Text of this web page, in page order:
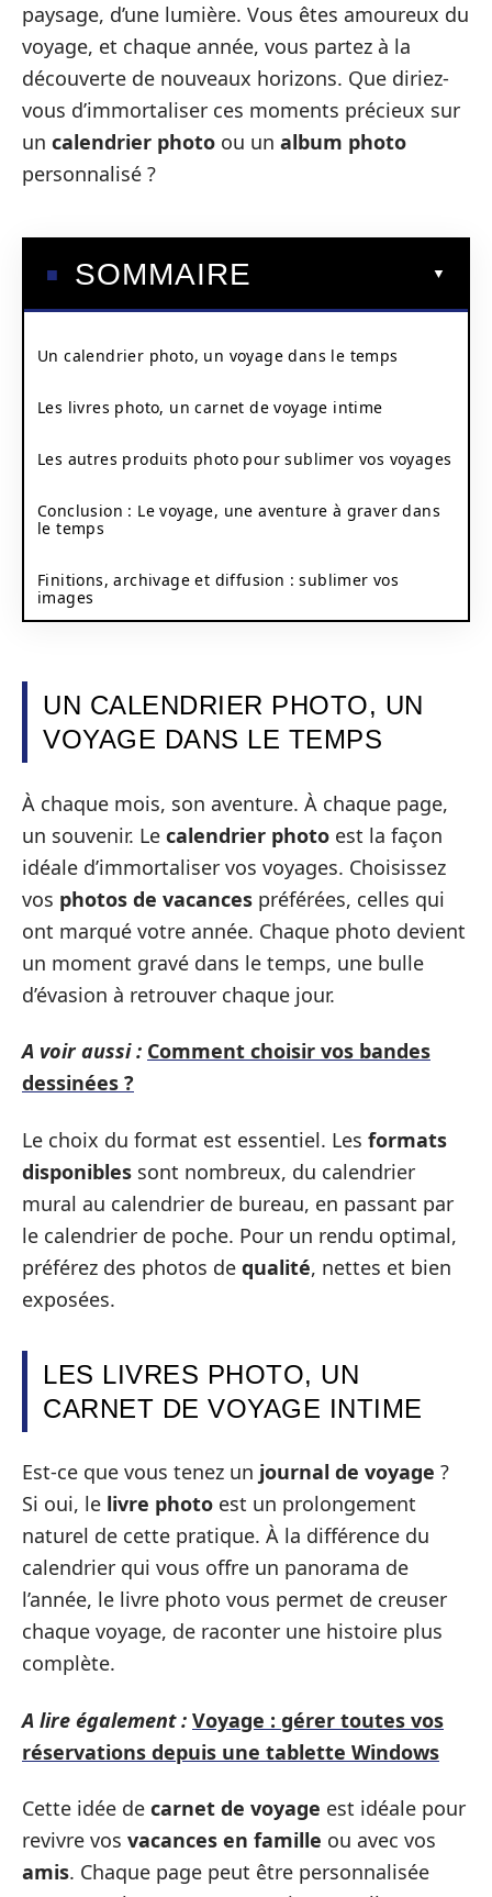
paysage, d’une lumière. Vous êtes amoureux du
voyage, et chaque année, vous partez à la
découverte de nouveaux horizons. Que diriez-
vous d’immortaliser ces moments précieux sur
un calendrier photo ou un album photo
personnalisé ?
SOMMAIRE
Un calendrier photo, un voyage dans le temps
Les livres photo, un carnet de voyage intime
Les autres produits photo pour sublimer vos voyages
Conclusion : Le voyage, une aventure à graver dans
le temps
Finitions, archivage et diffusion : sublimer vos
images
UN CALENDRIER PHOTO, UN
VOYAGE DANS LE TEMPS
À chaque mois, son aventure. À chaque page,
un souvenir. Le calendrier photo est la façon
idéale d’immortaliser vos voyages. Choisissez
vos photos de vacances préférées, celles qui
ont marqué votre année. Chaque photo devient
un moment gravé dans le temps, une bulle
d’évasion à retrouver chaque jour.
A voir aussi : Comment choisir vos bandes
dessinées ?
Le choix du format est essentiel. Les formats
disponibles sont nombreux, du calendrier
mural au calendrier de bureau, en passant par
le calendrier de poche. Pour un rendu optimal,
préférez des photos de qualité, nettes et bien
exposées.
LES LIVRES PHOTO, UN
CARNET DE VOYAGE INTIME
Est-ce que vous tenez un journal de voyage ?
Si oui, le livre photo est un prolongement
naturel de cette pratique. À la différence du
calendrier qui vous offre un panorama de
l’année, le livre photo vous permet de creuser
chaque voyage, de raconter une histoire plus
complète.
A lire également : Voyage : gérer toutes vos
réservations depuis une tablette Windows
Cette idée de carnet de voyage est idéale pour
revivre vos vacances en famille ou avec vos
amis. Chaque page peut être personnalisée